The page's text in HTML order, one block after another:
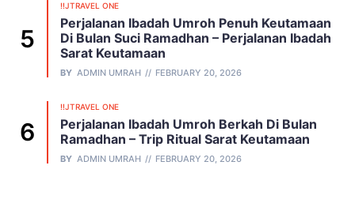
!!JTRAVEL ONE
Perjalanan Ibadah Umroh Penuh Keutamaan
Di Bulan Suci Ramadhan – Perjalanan Ibadah
Sarat Keutamaan
BY ADMIN UMRAH FEBRUARY 20, 2026
!!JTRAVEL ONE
Perjalanan Ibadah Umroh Berkah Di Bulan
Ramadhan – Trip Ritual Sarat Keutamaan
BY ADMIN UMRAH FEBRUARY 20, 2026